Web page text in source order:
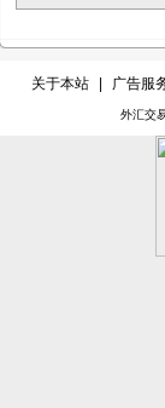
关于本站 广告服
外汇交